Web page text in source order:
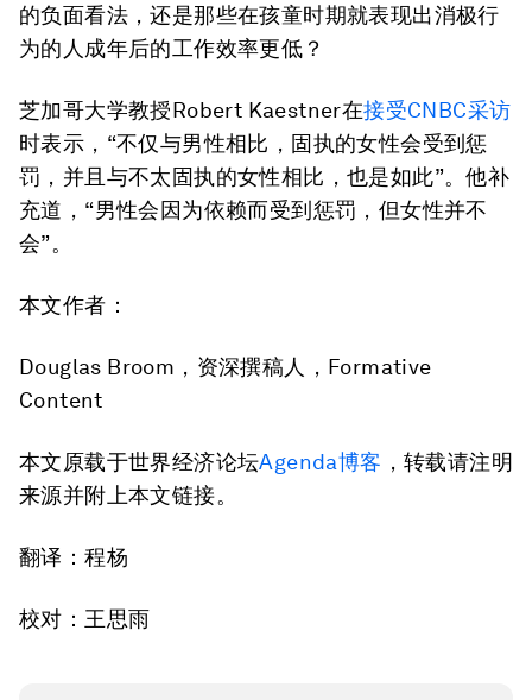
的负面看法，还是那些在孩童时期就表现出消极行
为的人成年后的工作效率更低？
芝加哥大学教授Robert Kaestner在接受CNBC采访
时表示，“不仅与男性相比，固执的女性会受到惩
罚，并且与不太固执的女性相比，也是如此”。他补
充道，“男性会因为依赖而受到惩罚，但女性并不
会”。
本文作者：
Douglas Broom，资深撰稿人，Formative
Content
本文原载于世界经济论坛Agenda博客 ，转载请注明
来源并附上本文链接。
翻译：程杨
校对：王思雨